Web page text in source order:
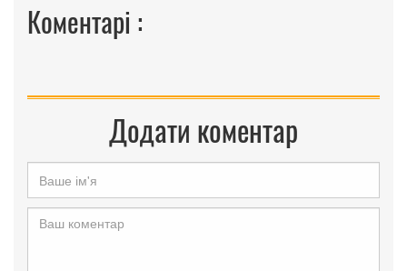
Коментарі :
Додати коментар